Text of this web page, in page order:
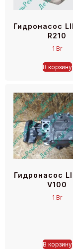
Гидронасос
R210
1Br
В корзину
Гидронасос
V100
1Br
В корзину